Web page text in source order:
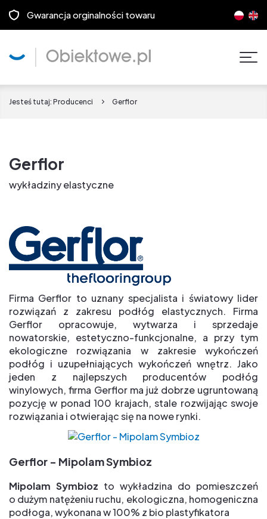
Gwarancja orginalności towaru
Jesteś tutaj: Producenci Gerflor
Gerflor
wykładziny elastyczne
Firma Gerflor to uznany specjalista i światowy lider
rozwiązań z zakresu podłóg elastycznych. Firma
Gerflor opracowuje, wytwarza i sprzedaje
nowatorskie, estetyczno-funkcjonalne, a przy tym
ekologiczne rozwiązania w zakresie wykończeń
podłóg i uzupełniających wykończeń wnętrz. Jako
jeden z najlepszych producentów podłóg
winylowych, firma Gerflor ma już dobrze ugruntowaną
pozycję w ponad 100 krajach, stale rozwijając swoje
rozwiązania i otwierając się na nowe rynki.
Gerflor - Mipolam Symbioz
Mipolam Symbioz to wykładzina do pomieszczeń
o dużym natężeniu ruchu, ekologiczna, homogeniczna
podłoga, wykonana w 100% z bio plastyfikatora